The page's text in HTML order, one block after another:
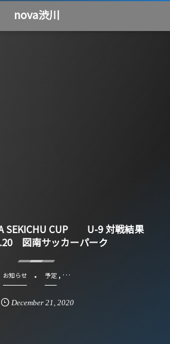
nova渋川
SEKICHU CUP U-9 対戦結果
図南サッカーパーク
お知らせ 予定, …
December 21 ,2020